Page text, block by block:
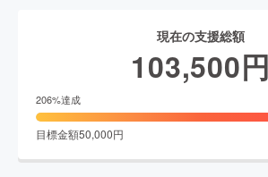
現在の支援総額
103,500円
206%達成
目標金額50,000円